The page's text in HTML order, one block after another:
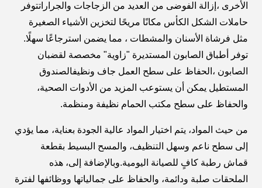
الأخرى ،إزالة الفوضى من العديد من الزجاجات والجراراتتوفر
حاملات الشكل الكأس مكانًا مريحًا لتخزين الأشياء الصغيرة
مثل فرشاة الأسنان والمشطات ، مما يضمن استرجاعًا سهلًا.
توفر أطباق الصابون المستديرة "زاوية" مخصصة لقضبان
الصابون ،الحفاظ على سطح العمل جاف ونظيفالصندوق
المستطيل يمكن أن يستوعب المزيد من الأدوات الصحية،
والحفاظ على سطح مكتب الحمام نظيفة ومنظمة.
من حيث المواد، يتم اختيار المواد عالية الجودة بعناية، مما يؤدي
إلى سطح ناعم وسهل التنظيف، والمسح البسيط بقطعة
قماش رطبة كافٍ للصيانة اليومية.وبالإضافة إلى، هذه
الملحقات صلبة ودائمة، والحفاظ على جمالياتها ووظائفها لفترة